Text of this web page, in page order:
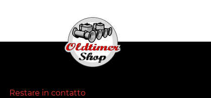
Restare in contatto